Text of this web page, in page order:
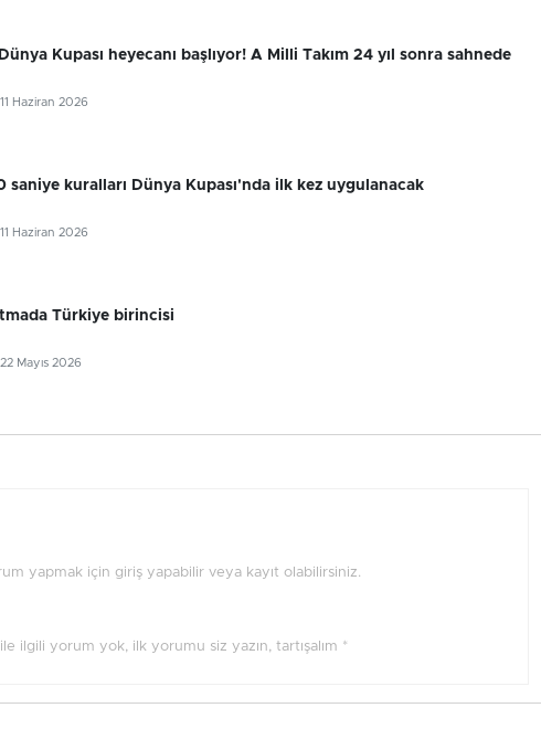
Kupası heyecanı başlıyor! A Milli Takım 24 yıl sonra sahnede
Haziran 2026
saniye kuralları Dünya Kupası'nda ilk kez uygulanacak
Haziran 2026
Türkiye birincisi
Mayıs 2026
yapmak için giriş yapabilir veya kayıt olabilirsiniz.
ilgili yorum yok, ilk yorumu siz yazın, tartışalım *